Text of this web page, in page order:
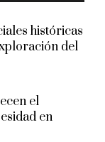
históricas
del
el
en